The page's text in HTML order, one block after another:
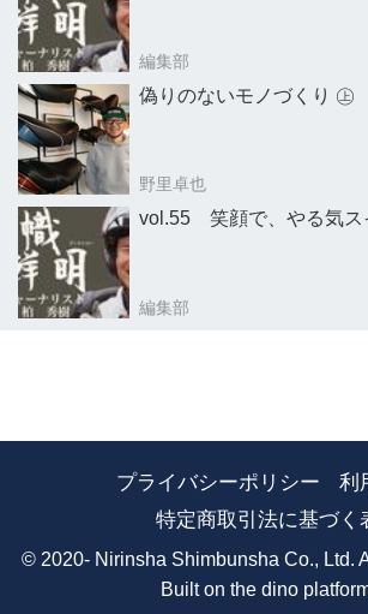
編集部
偽りのないモノづくり ㊤
野里卓也
vol.55 笑顔で、やる気ス
編集部
プライバシーポリシー
利
特定商取引法に基づく
© 2020- Nirinsha Shimbunsha Co., Ltd.
Built on the dino